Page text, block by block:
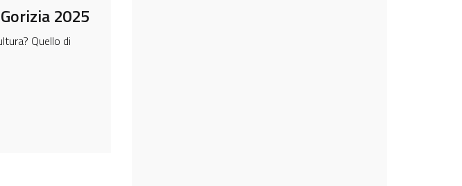
2025
Quello di